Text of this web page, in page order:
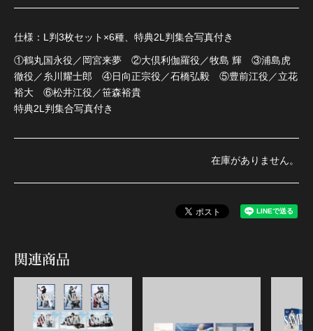
仕様：L判3枚セット×6種、特典2L判集合写真付き
①鶴丸国永役／岡宮来夢 ②大倶利伽羅役／牧島 輝 ③浦島虎
徹役／糸川耀士郎 ④日向正宗役／石橋弘毅 ⑤豊前江役／立花
裕大 ⑥松井江役／笹森裕貴
特典2L判集合写真付き
在庫がありません。
関連商品